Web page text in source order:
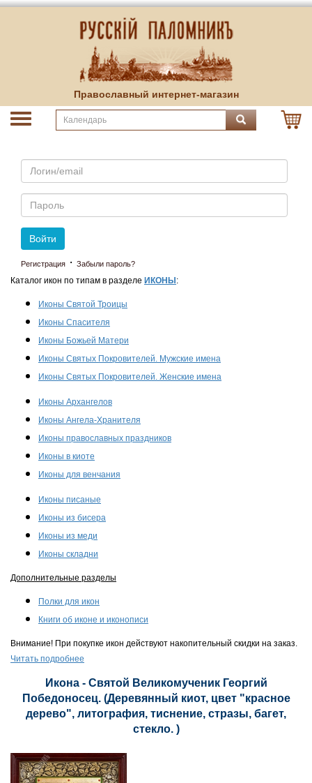
Православный интернет-магазин
Email
Пароль
Войти
Регистрация · Забыли пароль?
Каталог икон по типам в разделе ИКОНЫ :
Иконы Святой Троицы
Иконы Спасителя
Иконы Божьей Матери
Иконы Святых Покровителей. Мужские имена
Иконы Святых Покровителей. Женские имена
Иконы Архангелов
Иконы Ангела-Хранителя
Иконы православных праздников
Иконы в киоте
Иконы для венчания
Иконы писаные
Иконы из бисера
Иконы из меди
Иконы складни
Дополнительные разделы
Полки для икон
Книги об иконе и иконописи
Внимание! При покупке икон действуют накопительный скидки на заказ.
Читать подробнее
Икона - Святой Великомученик Георгий
Победоносец. (Деревянный киот, цвет "красное
дерево", литография, тиснение, стразы, багет,
стекло. )